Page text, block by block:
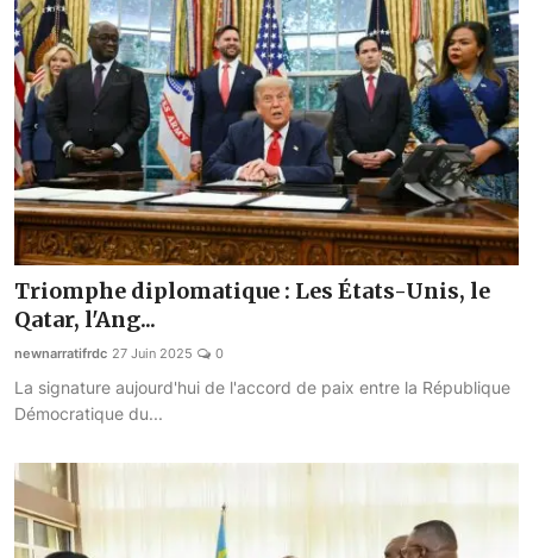
Justice
Sécurité
Diplomatie
Investissement
Religion
Musique
Technologie
Communication
Opinions
Triomphe diplomatique : Les États-Unis, le
Qatar, l'Ang...
newnarratifrdc 27 Juin 2025 0
La signature aujourd'hui de l'accord de paix entre la République
Démocratique du...